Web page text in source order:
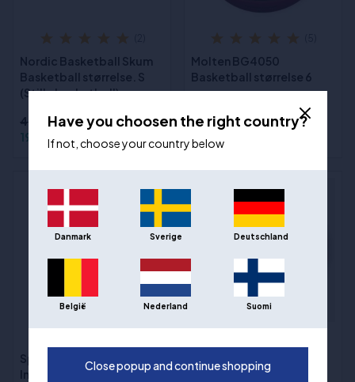
Nordic Basketball Skum
Basketball størrelse. S
(Stille basketball)
447,00 kr
199,00 kr
Molten BG4050
Basketball størrelse 6
895,00 kr
649,00 kr
Spalding Legacy TF1000
Indoor Basketball Str. 6
størrelse 6
Have you choosen the right country?
If not, choose your country below
Danmark Sverige Deutschland
België Nederland Suomi
Close popup and continue shopping